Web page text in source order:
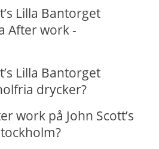
Lilla Bantorget
After work -
Lilla Bantorget
drycker?
work på John Scott’s